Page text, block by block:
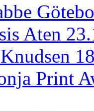
Aten
Print